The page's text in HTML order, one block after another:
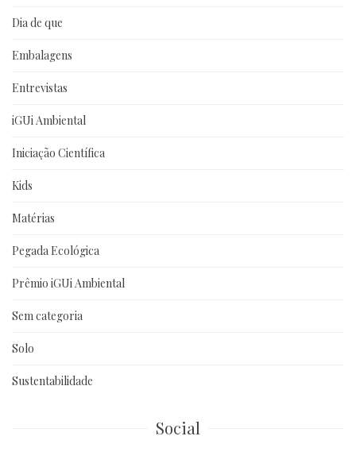
Dia de que
Embalagens
Entrevistas
iGUi Ambiental
Iniciação Científica
Kids
Matérias
Pegada Ecológica
Prêmio iGUi Ambiental
Sem categoria
Solo
Sustentabilidade
Social